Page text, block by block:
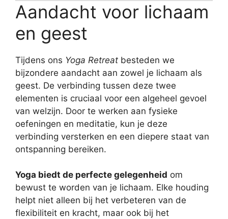
Aandacht voor lichaam
en geest
Tijdens ons Yoga Retreat besteden we
bijzondere aandacht aan zowel je lichaam als
geest. De verbinding tussen deze twee
elementen is cruciaal voor een algeheel gevoel
van welzijn. Door te werken aan fysieke
oefeningen en meditatie, kun je deze
verbinding versterken en een diepere staat van
ontspanning bereiken.
Yoga biedt de perfecte gelegenheid om
bewust te worden van je lichaam. Elke houding
helpt niet alleen bij het verbeteren van de
flexibiliteit en kracht, maar ook bij het